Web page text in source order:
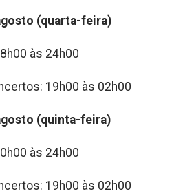
(quarta-feira)
às 24h00
19h00 às 02h00
(quinta-feira)
às 24h00
19h00 às 02h00